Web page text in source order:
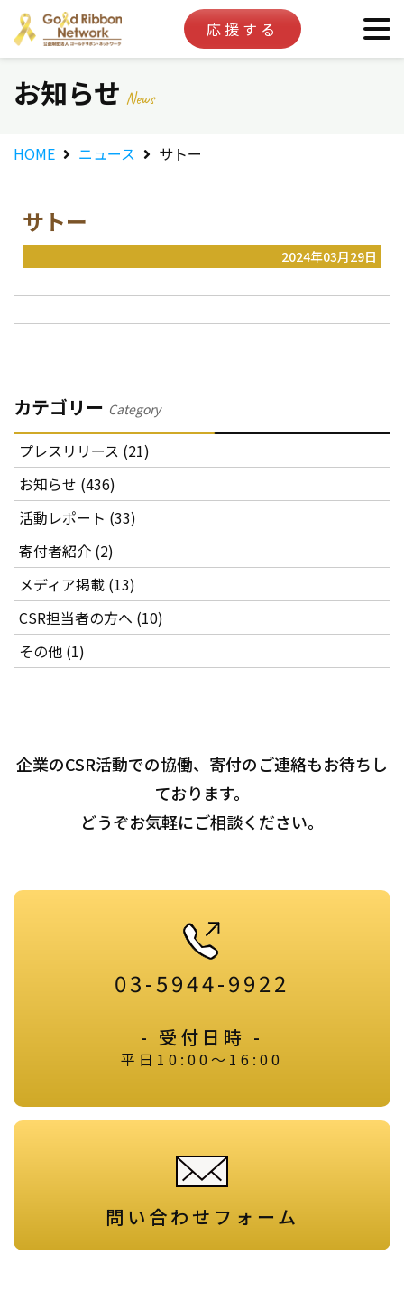
応援する
お知らせ News
HOME ニュース サトー
サトー
2024年03月29日
カテゴリー Category
プレスリリース (21)
お知らせ (436)
活動レポート (33)
寄付者紹介 (2)
メディア掲載 (13)
CSR担当者の方へ (10)
その他 (1)
企業のCSR活動での協働、寄付のご連絡もお待ちし
ております。
どうぞお気軽にご相談ください。
03-5944-9922
- 受付日時 -
平日10:00～16:00
問い合わせフォーム